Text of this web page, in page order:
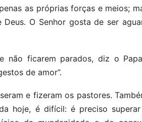
as próprias forças e meios;
O Senhor gosta de ser
não ficarem parados, diz o
de amor”.
e fizeram os pastores.
hoje, é difícil: é preciso